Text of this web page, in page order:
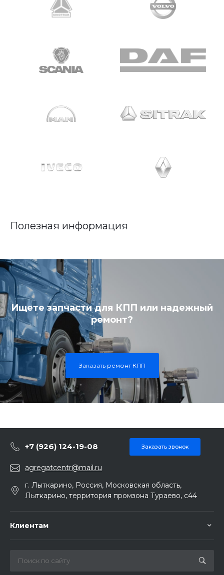
Полезная информация
Ищете запчасти для КПП или надежный
ремонт?
Заказать ремонт КПП
+7 (926) 124-19-08 Заказать звонок
agregatcentr@mail.ru
г. Лыткарино, Россия, Московская область,
Лыткарино, территория промзона Тураево, с44
Клиентам